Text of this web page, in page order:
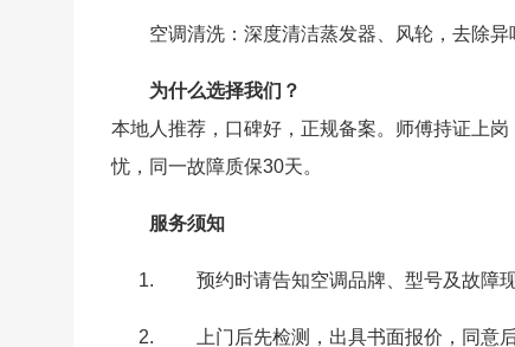
空调清洗：深度清洁蒸发器、风轮，去除异
为什么选择我们？
本地人推荐，口碑好，正规备案。师傅持证上岗
忧，同一故障质保30天。
服务须知
预约时请告知空调品牌、型号及故障
上门后先检测，出具书面报价，同意